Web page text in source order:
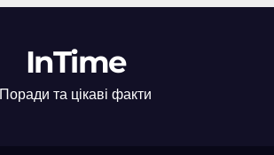
InTime
Поради та цікаві факти